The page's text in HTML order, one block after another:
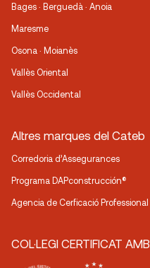
Bages · Berguedà · Anoia
Maresme
Osona · Moianès
Vallès Oriental
Vallès Occidental
Altres marques del Cateb
Corredoria d’Assegurances
Programa DAPconstrucción®
Agencia de Cerficació Professional
COL·LEGI CERTIFICAT AMB